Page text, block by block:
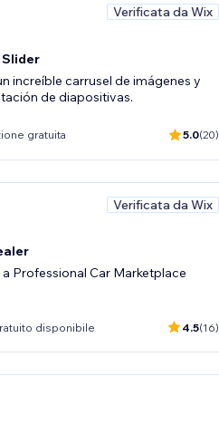
Verificata da Wix
Slider
increíble carrusel de imágenes y
de diapositivas.
gratuita 5.0(20)
Verificata da Wix
Professional Car Marketplace
disponibile 4.5(16)